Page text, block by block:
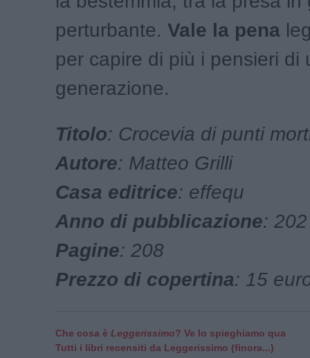
perturbante. Vale la pena
per capire di più i pensieri di
generazione.
Titolo: Crocevia di punti
Autore: Matteo Grilli
Casa editrice: effequ
Anno di pubblicazione:
Pagine: 208
Prezzo di copertina: 15
Che cosa è Leggerissimo? Ve lo spieghiamo qua
Tutti i libri recensiti da Leggerissimo (finora...)